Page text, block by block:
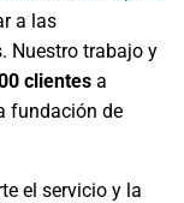
a las
Nuestro trabajo y
clientes a
fundación de
el servicio y la